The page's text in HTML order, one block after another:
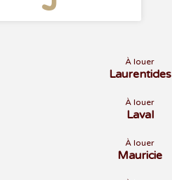
À louer
Laurentides
À louer
Laval
À louer
Mauricie